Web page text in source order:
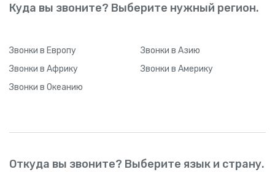
Куда вы звоните? Выберите нужный регион.
Звонки в Европу Звонки в Азию
Звонки в Африку Звонки в Америку
Звонки в Океанию
Откуда вы звоните? Выберите язык и страну.